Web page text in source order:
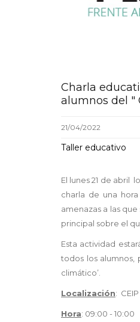
Charla
alumnos del "
21/04/2022
Taller educativo
El lunes 21 de abril
charla de una
amenazas a las
principal sobre el
Esta actividad
todos los
climático’.
Localización:
Hora: 09:00 - 10:00